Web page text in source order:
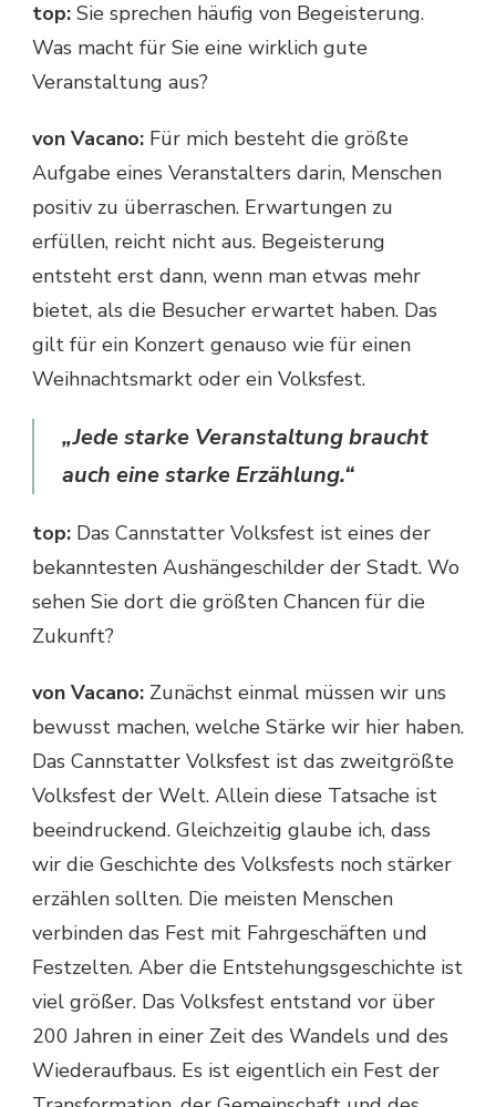
top: Sie sprechen häufig von Begeisterung.
Was macht für Sie eine wirklich gute
Veranstaltung aus?
von Vacano: Für mich besteht die größte
Aufgabe eines Veranstalters darin, Menschen
positiv zu überraschen. Erwartungen zu
erfüllen, reicht nicht aus. Begeisterung
entsteht erst dann, wenn man etwas mehr
bietet, als die Besucher erwartet haben. Das
gilt für ein Konzert genauso wie für einen
Weihnachtsmarkt oder ein Volksfest.
„Jede starke Veranstaltung braucht
auch eine starke Erzählung.“
top: Das Cannstatter Volksfest ist eines der
bekanntesten Aushängeschilder der Stadt. Wo
sehen Sie dort die größten Chancen für die
Zukunft?
von Vacano: Zunächst einmal müssen wir uns
bewusst machen, welche Stärke wir hier haben.
Das Cannstatter Volksfest ist das zweitgrößte
Volksfest der Welt. Allein diese Tatsache ist
beeindruckend. Gleichzeitig glaube ich, dass
wir die Geschichte des Volksfests noch stärker
erzählen sollten. Die meisten Menschen
verbinden das Fest mit Fahrgeschäften und
Festzelten. Aber die Entstehungsgeschichte ist
viel größer. Das Volksfest entstand vor über
200 Jahren in einer Zeit des Wandels und des
Wiederaufbaus. Es ist eigentlich ein Fest der